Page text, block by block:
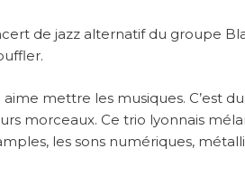
de jazz alternatif du groupe
mettre les musiques. C’est du
morceaux. Ce trio lyonnais
les sons numériques,